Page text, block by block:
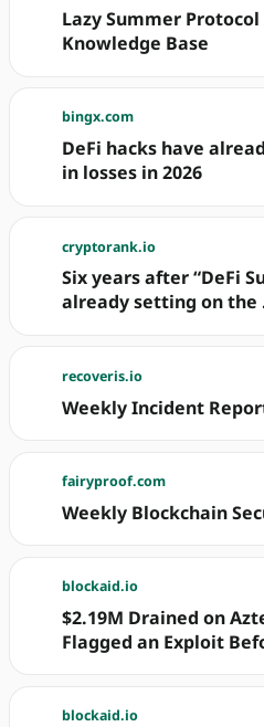
Lazy Summer
Knowledge Base
bingx.com
DeFi hacks have
in losses in 2026
cryptorank.io
Six years after “DeFi
already setting on the
recoveris.io
Weekly Incident
fairyproof.com
Weekly Blockchain
blockaid.io
$2.19M Drained on
Flagged an Exploit
blockaid.io